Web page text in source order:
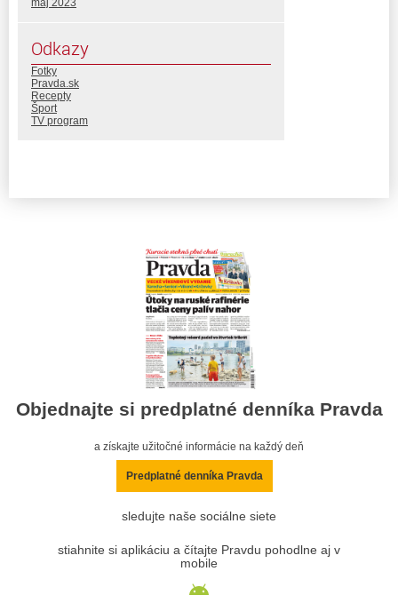
máj 2023
Odkazy
Fotky
Pravda.sk
Recepty
Šport
TV program
Objednajte si predplatné denníka Pravda
a získajte užitočné informácie na každý deň
Predplatné denníka Pravda
sledujte naše sociálne siete
stiahnite si aplikáciu a čítajte Pravdu pohodlne aj v
mobile